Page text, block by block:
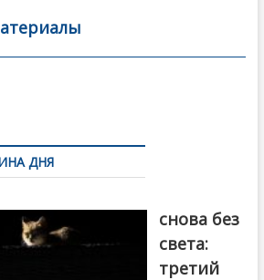
а
в
ДНЯ
снова без
света:
третий